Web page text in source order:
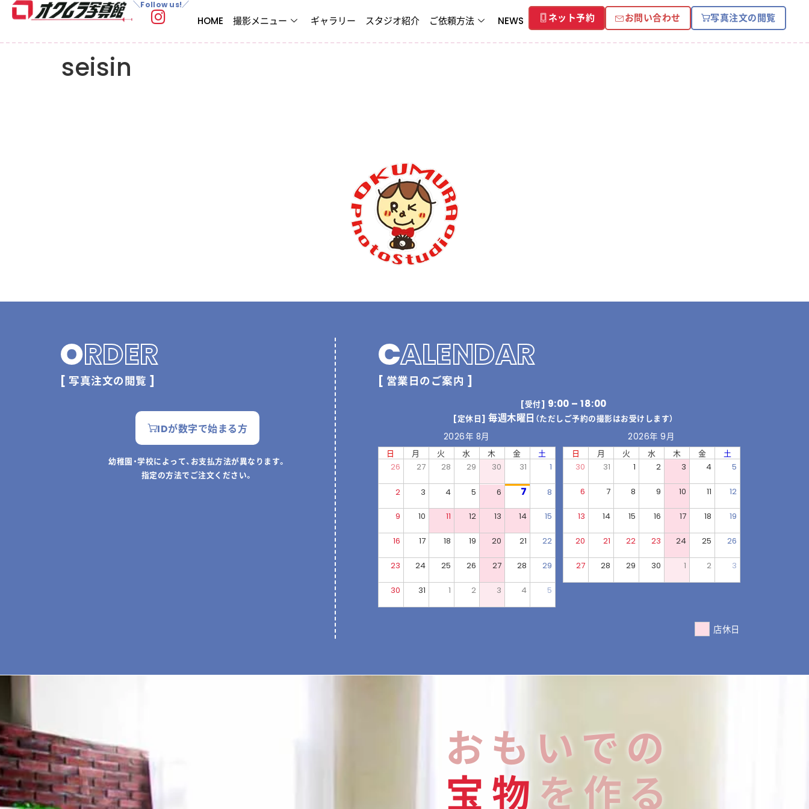
＼Follow us!／
HOME 撮影メニュー ギャラリー スタジオ紹介 ご依頼方法 NEWS ネット予約 お問い合わせ 写真注文の閲覧
seisin
ORDER
[ 写真注文の閲覧 ]
IDが数字で始まる方
幼稚園・学校によって、お支払方法が異なります。
指定の方法でご注文ください。
CALENDAR
[ 営業日のご案内 ]
[受付] 9:00 – 18:00
[定休日]毎週木曜日 （ただしご予約の撮影はお受けします）
2026年 8月
日 月 火 水 木 金
土
26
27 28 29 30 31 1
2 3 4 5 6 7 8
9 10 11 12 13 14 15
16 17 18 19 20 21 22
23 24 25 26 27 28 29
30 31 1 2 3 4 5
2026年 9月
日 月 火 水 木 金
土
30
31 1 2 3 4 5
6 7 8 9 10 11 12
13 14 15 16 17 18 19
20 21 22 23 24 25 26
27 28 29 30 1 2 3
店休日
おもいでの
宝物 を作る